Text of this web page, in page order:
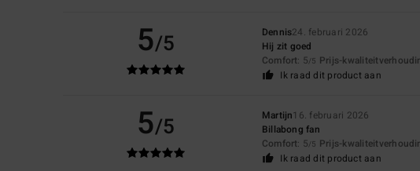
5/5 Dennis24. februari 2026
Hij zit goed
Comfort: 5/5 Prijs-
Ik raad dit product aan
5/5 Martijn16. februari 2026
Billabong fan
Comfort: 5/5 Prijs-
Ik raad dit product aan